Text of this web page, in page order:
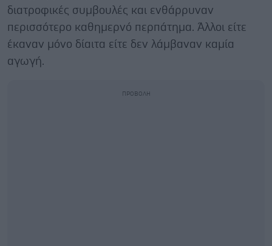
διατροφικές συμβουλές και ενθάρρυναν
περισσότερο καθημερνό περπάτημα. Άλλοι είτε
έκαναν μόνο δίαιτα είτε δεν λάμβαναν καμία
αγωγή.